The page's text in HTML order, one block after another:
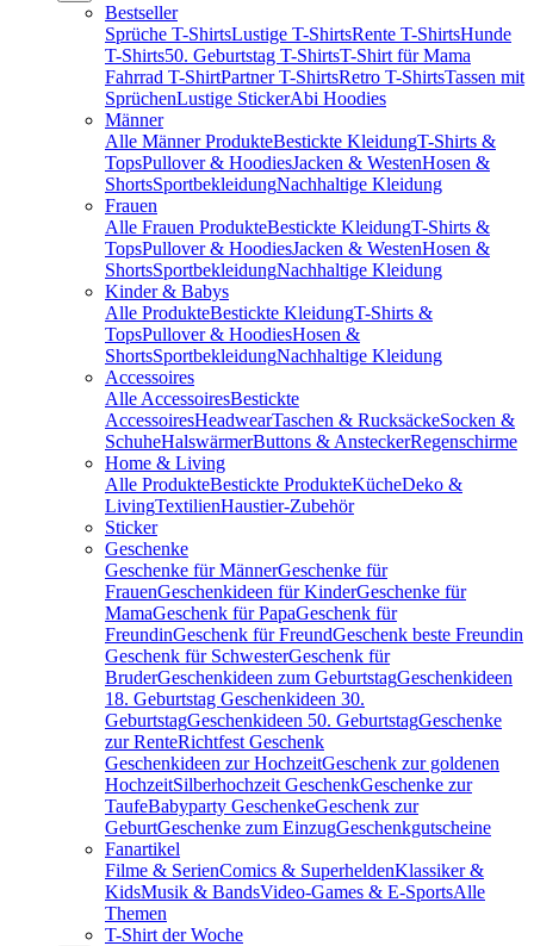
Bestseller
Sprüche T-ShirtsLustige T-ShirtsRente T-ShirtsHunde
T-Shirts50. Geburtstag T-ShirtsT-Shirt für Mama
Fahrrad T-ShirtPartner T-ShirtsRetro T-ShirtsTassen mit
SprüchenLustige StickerAbi Hoodies
Männer
Alle Männer ProdukteBestickte KleidungT-Shirts &
TopsPullover & HoodiesJacken & WestenHosen &
ShortsSportbekleidungNachhaltige Kleidung
Frauen
Alle Frauen ProdukteBestickte KleidungT-Shirts &
TopsPullover & HoodiesJacken & WestenHosen &
ShortsSportbekleidungNachhaltige Kleidung
Kinder & Babys
Alle ProdukteBestickte KleidungT-Shirts &
TopsPullover & HoodiesHosen &
ShortsSportbekleidungNachhaltige Kleidung
Accessoires
Alle AccessoiresBestickte
AccessoiresHeadwearTaschen & RucksäckeSocken &
SchuheHalswärmerButtons & AnsteckerRegenschirme
Home & Living
Alle ProdukteBestickte ProdukteKücheDeko &
LivingTextilienHaustier-Zubehör
Sticker
Geschenke
Geschenke für MännerGeschenke für
FrauenGeschenkideen für KinderGeschenke für
MamaGeschenk für PapaGeschenk für
FreundinGeschenk für FreundGeschenk beste Freundin
Geschenk für SchwesterGeschenk für
BruderGeschenkideen zum GeburtstagGeschenkideen
18. Geburtstag Geschenkideen 30.
GeburtstagGeschenkideen 50. GeburtstagGeschenke
zur RenteRichtfest Geschenk
Geschenkideen zur HochzeitGeschenk zur goldenen
HochzeitSilberhochzeit GeschenkGeschenke zur
TaufeBabyparty GeschenkeGeschenk zur
GeburtGeschenke zum EinzugGeschenkgutscheine
Fanartikel
Filme & SerienComics & SuperheldenKlassiker &
KidsMusik & BandsVideo-Games & E-SportsAlle
Themen
T-Shirt der Woche